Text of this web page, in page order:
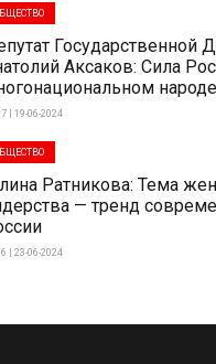
Государственной
Аксаков: Сила
народе
| 19-06-2024
Ратникова: Тема
— тренд
| 23-06-2024